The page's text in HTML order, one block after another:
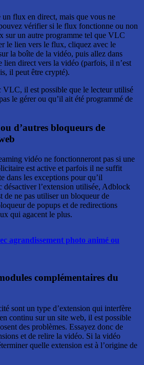
flux en direct, mais que vous ne
vérifier si le flux fonctionne ou non
sur un autre programme tel que VLC
le lien vers le flux, cliquez avec le
la boîte de la vidéo, puis allez dans
lien direct vers la vidéo (parfois, il n’est
il peut être crypté).
il est possible que le lecteur utilisé
le gérer ou qu’il ait été programmé de
d’autres bloqueurs de
vidéo ne fonctionneront pas si une
est active et parfois il ne suffit
dans les exceptions pour qu’il
l’extension utilisée, Adblock
de ne pas utiliser un bloqueur de
de popups et de redirections
qui agacent le plus.
agrandissement photo animé ou
complémentaires du
sont un type d’extension qui interfère
continu sur un site web, il est possible
des problèmes. Essayez donc de
et de relire la vidéo. Si la vidéo
quelle extension est à l’origine de